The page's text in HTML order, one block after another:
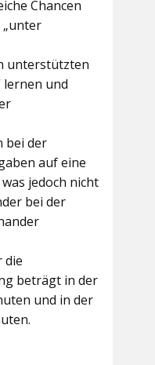
Chancen
unterstützten
lernen und
bei der
auf eine
jedoch nicht
bei der
die
beträgt in der
und in der